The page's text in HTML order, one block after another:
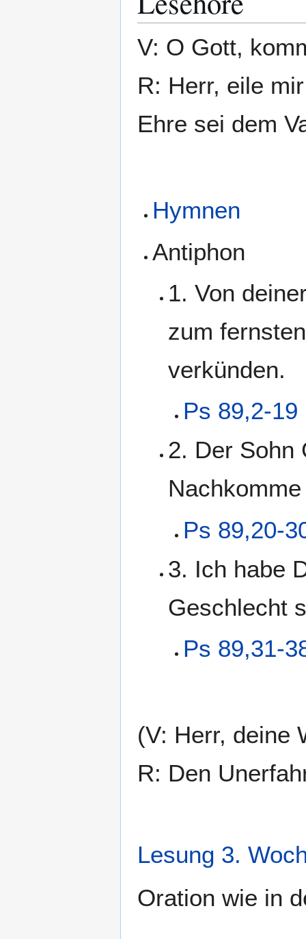
V: O Gott,
R: Herr, eile
Ehre sei dem
Hymnen
Antiphon
1. Von
zum
verkünden.
Ps 89,2-19
2. Der Sohn
Ps 89,20-
3. Ich habe
Geschlecht
Ps 89,31-
(V: Herr, deine
R: Den
Lesung 3.
Oration wie in